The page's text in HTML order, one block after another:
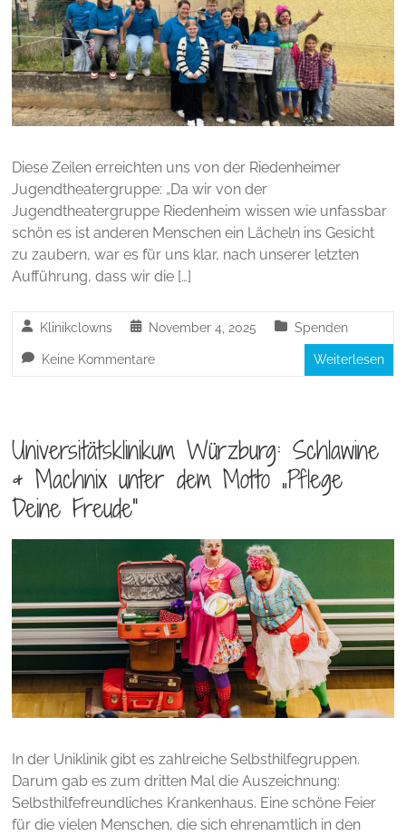
Diese Zeilen erreichten uns von der Riedenheimer
Jugendtheatergruppe: „Da wir von der
Jugendtheatergruppe Riedenheim wissen wie unfassbar
schön es ist anderen Menschen ein Lächeln ins Gesicht
zu zaubern, war es für uns klar, nach unserer letzten
Aufführung, dass wir die […]
Klinikclowns November 4, 2025 Spenden
Keine Kommentare Weiterlesen
Universitätsklinikum Würzburg: Schlawine
& Machnix unter dem Motto „Pflege
Deine Freude“
In der Uniklinik gibt es zahlreiche Selbsthilfegruppen.
Darum gab es zum dritten Mal die Auszeichnung:
Selbsthilfefreundliches Krankenhaus. Eine schöne Feier
für die vielen Menschen, die sich ehrenamtlich in den